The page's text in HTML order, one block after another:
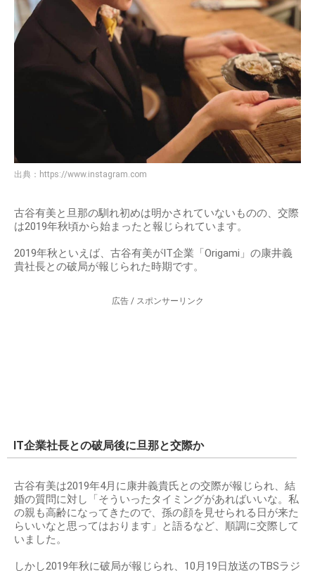
出典： https://www.instagram.com
古谷有美と旦那の馴れ初めは明かされていないものの、交際
は2019年秋頃から始まったと報じられています。
2019年秋といえば、古谷有美がIT企業「Origami」の康井義
貴社長との破局が報じられた時期です。
広告 / スポンサーリンク
IT企業社長との破局後に旦那と交際か
古谷有美は2019年4月に康井義貴氏との交際が報じられ、結
婚の質問に対し「そういったタイミングがあればいいな。私
の親も高齢になってきたので、孫の顔を見せられる日が来た
らいいなと思ってはおります」と語るなど、順調に交際して
いました。
しかし2019年秋に破局が報じられ、10月19日放送のTBSラジ